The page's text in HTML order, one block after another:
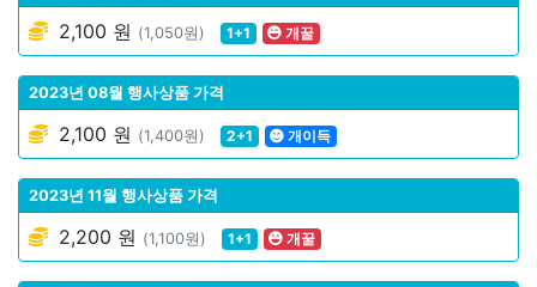
2,100 원 (1,050원) 1+1 개꿀
2023년 08월 행사상품 가격
2,100 원 (1,400원) 2+1 개이득
2023년 11월 행사상품 가격
2,200 원 (1,100원) 1+1 개꿀